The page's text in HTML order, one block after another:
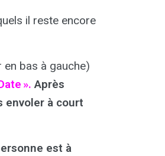
il reste encore
en bas à gauche)
». Après
envoler à court
est à